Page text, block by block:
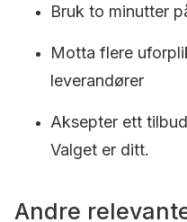
Bruk to minutter
Motta flere
leverandører
Aksepter ett
Valget er ditt.
Andre